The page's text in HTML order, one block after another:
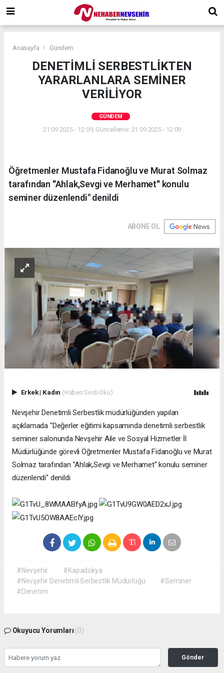
Anasayfa Gündem
DENETİMLİ SERBESTLİKTEN
YARARLANLARA SEMİNER
VERİLİYOR
GÜNDEM
21.09.2025 - 12:09, Güncelleme: 21.09.2025 - 12:09
Öğretmenler Mustafa Fidanoğlu ve Murat Solmaz
tarafından ''Ahlak,Sevgi ve Merhamet'' konulu
seminer düzenlendi" denildi
ABONE OL
Erkek| Kadın (Haberi Sesli Oku)
Nevşehir Denetimli Serbestlik müdürlüğünden yapılan
açıklamada "Değerler eğitimi kapsamında denetimli serbestlik
seminer salonunda Nevşehir Aile ve Sosyal Hizmetler İl
Müdürlüğünde görevli Öğretmenler Mustafa Fidanoğlu ve Murat
Solmaz tarafından ''Ahlak,Sevgi ve Merhamet'' konulu seminer
düzenlendi" denildi
#Nevşehir
#Kapadokya
#Nevşehir Denetimli Serbestlik Müdürlüğü
#Seminer
#Denetim
Okuyucu Yorumları (0)
Gönder